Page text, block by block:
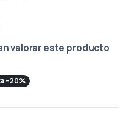
valorar este producto
-20%